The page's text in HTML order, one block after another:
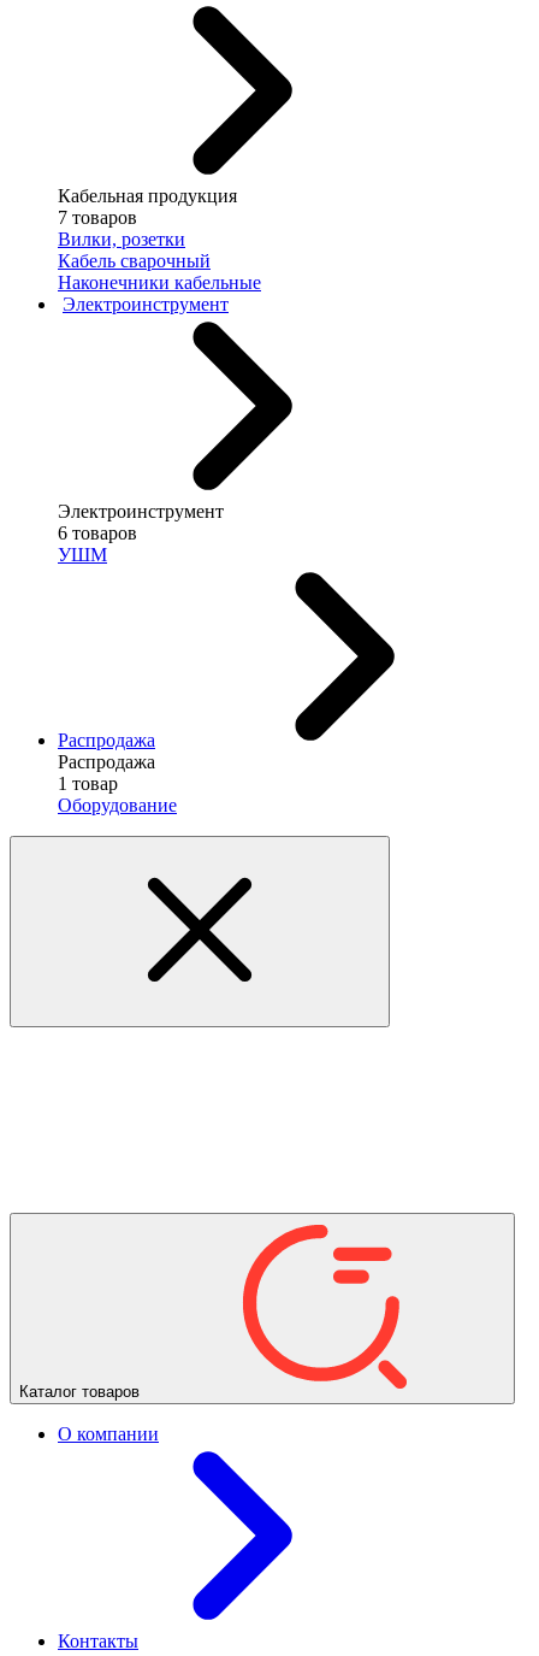
Кабельная продукция
7 товаров
Вилки, розетки
Кабель сварочный
Наконечники кабельные
Электроинструмент
Электроинструмент
6 товаров
УШМ
Распродажа
Распродажа
1 товар
Оборудование
Каталог товаров
О компании
Контакты